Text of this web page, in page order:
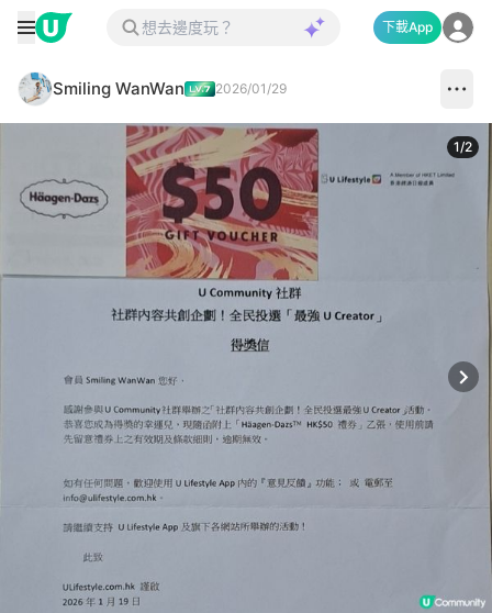
下載App
Smiling WanWan 2026/01/29
1/2